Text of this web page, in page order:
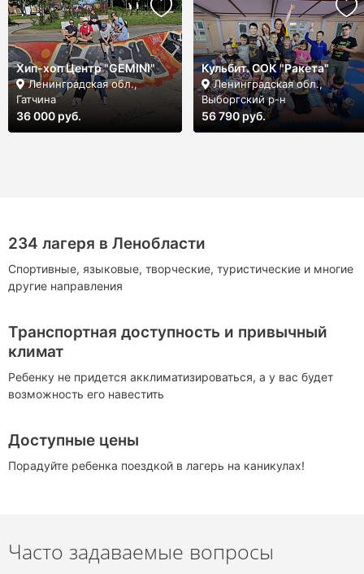
Хип-хоп Центр "GEMINI"
Ленинградская обл.,
Гатчина
36 000 руб.
Кульбит. СОК "Ракета"
Ленинградская обл.,
Выборгский р-н
56 790 руб.
234 лагеря в Ленобласти
Спортивные, языковые, творческие, туристические и многие
другие направления
Транспортная доступность и привычный
климат
Ребенку не придется акклиматизироваться, а у вас будет
возможность его навестить
Доступные цены
Порадуйте ребенка поездкой в лагерь на каникулах!
Часто задаваемые вопросы